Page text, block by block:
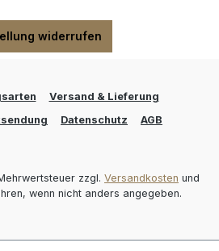
widerrufen
Versand & Lieferung
Datenschutz AGB
zzgl. Versandkosten und
wenn nicht anders angegeben.